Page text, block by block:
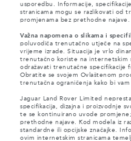
usporedbu. Informacije,
stranicama mogu se razlikovati od
promjenama bez prethodne najave.
Važna napomena o slikama i
poluvodiča trenutačno utječe na
vrijeme izrade. Situacija je vrlo
trenutačno koriste na internetskim
odražavati trenutačne specifikacije
Obratite se svojem Ovlaštenom
trenutačna ograničenja kako bi
Jaguar Land Rover Limited
specifikacija, dizajna i proizvodnje
te se kontinuirano uvode
prethodne najave. Kod modela iz
standardne ili opcijske značajke.
ovim internetskim stranicama